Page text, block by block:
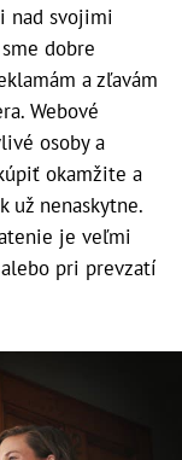
nad svojimi
dobre
a zľavám
Webové
osoby a
okamžite a
už nenaskytne.
je veľmi
pri prevzatí